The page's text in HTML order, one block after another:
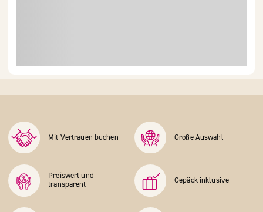
Mit Vertrauen buchen Große Auswahl
Preiswert und
transparent
Gepäck inklusive